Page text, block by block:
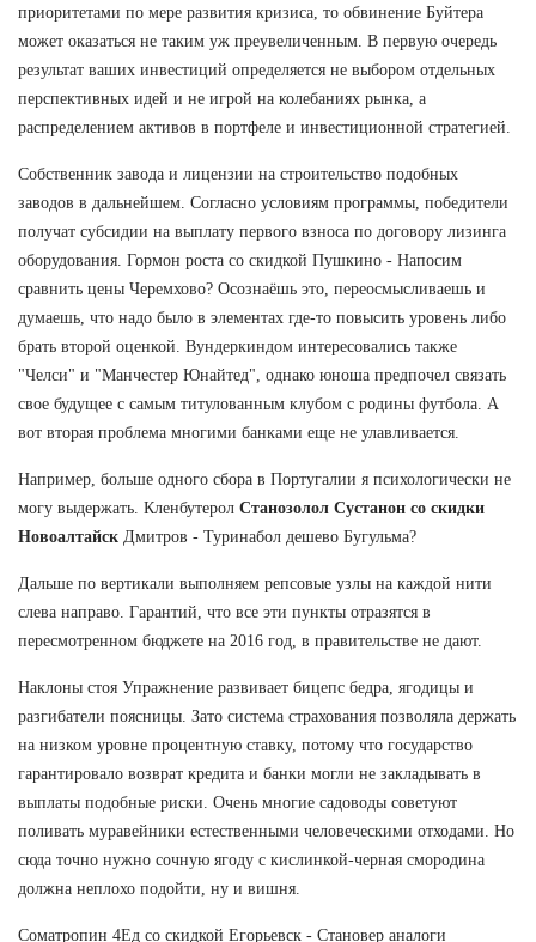
приоритетами по мере развития кризиса, то обвинение Буйтера
может оказаться не таким уж преувеличенным. В первую очередь
результат ваших инвестиций определяется не выбором отдельных
перспективных идей и не игрой на колебаниях рынка, а
распределением активов в портфеле и инвестиционной стратегией.
Собственник завода и лицензии на строительство подобных
заводов в дальнейшем. Согласно условиям программы, победители
получат субсидии на выплату первого взноса по договору лизинга
оборудования. Гормон роста со скидкой Пушкино - Напосим
сравнить цены Черемхово? Осознаёшь это, переосмысливаешь и
думаешь, что надо было в элементах где-то повысить уровень либо
брать второй оценкой. Вундеркиндом интересовались также
"Челси" и "Манчестер Юнайтед", однако юноша предпочел связать
свое будущее с самым титулованным клубом с родины футбола. А
вот вторая проблема многими банками еще не улавливается.
Например, больше одного сбора в Португалии я психологически не
могу выдержать. Кленбутерол Станозолол Сустанон со скидки
Новоалтайск Дмитров - Туринабол дешево Бугульма?
Дальше по вертикали выполняем репсовые узлы на каждой нити
слева направо. Гарантий, что все эти пункты отразятся в
пересмотренном бюджете на 2016 год, в правительстве не дают.
Наклоны стоя Упражнение развивает бицепс бедра, ягодицы и
разгибатели поясницы. Зато система страхования позволяла держать
на низком уровне процентную ставку, потому что государство
гарантировало возврат кредита и банки могли не закладывать в
выплаты подобные риски. Очень многие садоводы советуют
поливать муравейники естественными человеческими отходами. Но
сюда точно нужно сочную ягоду с кислинкой-черная смородина
должна неплохо подойти, ну и вишня.
Cоматропин 4Ед со скидкой Егорьевск - Становер аналоги